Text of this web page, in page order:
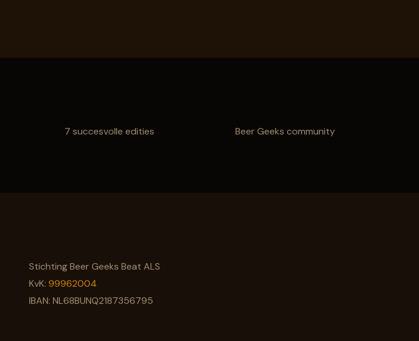
7 succesvolle edities Beer Geeks community
Stichting Beer Geeks Beat ALS
KvK: 99962004
IBAN: NL68BUNQ2187356795